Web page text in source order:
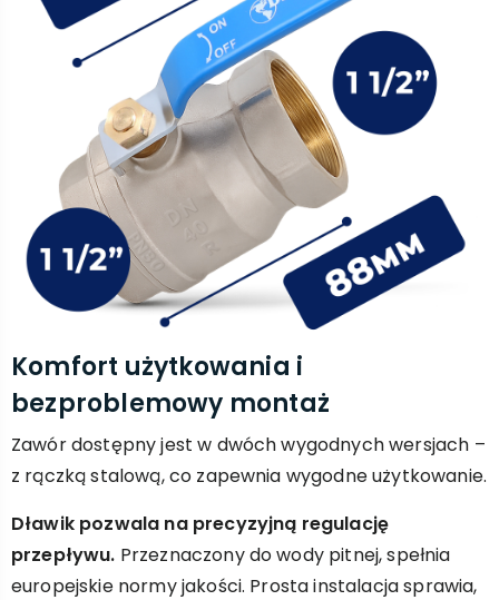
Komfort użytkowania i
bezproblemowy montaż
Zawór dostępny jest w dwóch wygodnych wersjach –
z rączką stalową, co zapewnia wygodne użytkowanie.
Dławik pozwala na precyzyjną regulację
przepływu. Przeznaczony do wody pitnej, spełnia
europejskie normy jakości. Prosta instalacja sprawia,